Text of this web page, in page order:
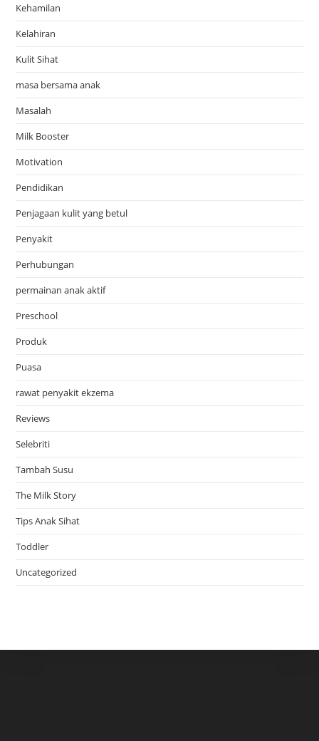
Kehamilan
Kelahiran
Kulit Sihat
masa bersama anak
Masalah
Milk Booster
Motivation
Pendidikan
Penjagaan kulit yang betul
Penyakit
Perhubungan
permainan anak aktif
Preschool
Produk
Puasa
rawat penyakit ekzema
Reviews
Selebriti
Tambah Susu
The Milk Story
Tips Anak Sihat
Toddler
Uncategorized